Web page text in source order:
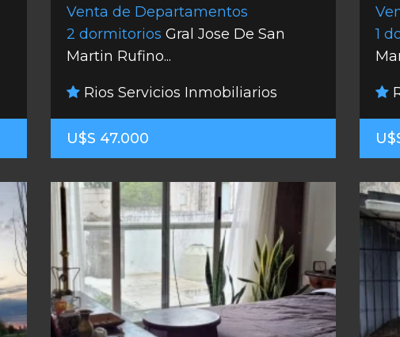
Venta de Departamentos
2 dormitorios Gral Jose De San
Martin Rufino...
Rios Servicios Inmobiliarios
U$S 47.000
1